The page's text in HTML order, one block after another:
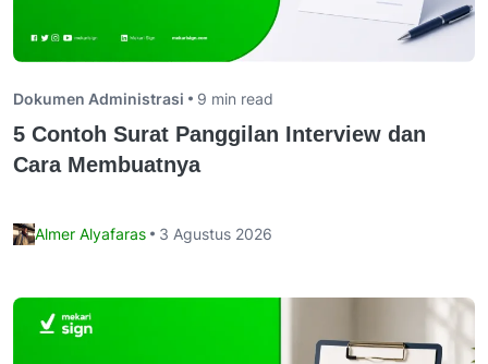
Dokumen Administrasi 9 min read
5 Contoh Surat Panggilan Interview dan
Cara Membuatnya
Almer Alyafaras 3 Agustus 2026